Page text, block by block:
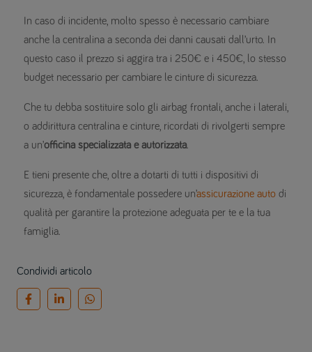
In caso di incidente, molto spesso è necessario cambiare
anche la centralina a seconda dei danni causati dall’urto. In
questo caso il prezzo si aggira tra i 250€ e i 450€, lo stesso
budget necessario per cambiare le cinture di sicurezza.
Che tu debba sostituire solo gli airbag frontali, anche i laterali,
o addirittura centralina e cinture, ricordati di rivolgerti sempre
a un’officina specializzata e autorizzata.
E tieni presente che, oltre a dotarti di tutti i dispositivi di
sicurezza, è fondamentale possedere un’assicurazione auto di
qualità per garantire la protezione adeguata per te e la tua
famiglia.
Condividi articolo